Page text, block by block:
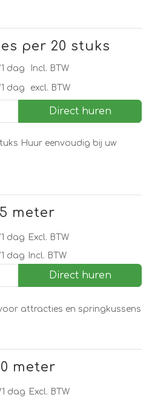
per 20 stuks
dag Incl. BTW
dag excl. BTW
Direct huren
Huur eenvoudig bij uw
meter
dag Excl. BTW
dag Incl. BTW
Direct huren
attracties en springkussens
meter
dag Excl. BTW